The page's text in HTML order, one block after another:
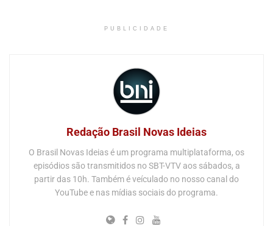
PUBLICIDADE
Redação Brasil Novas Ideias
O Brasil Novas Ideias é um programa multiplataforma, os
episódios são transmitidos no SBT-VTV aos sábados, a
partir das 10h. Também é veículado no nosso canal do
YouTube e nas mídias sociais do programa.